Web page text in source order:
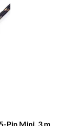
Pin Mini, 3 m